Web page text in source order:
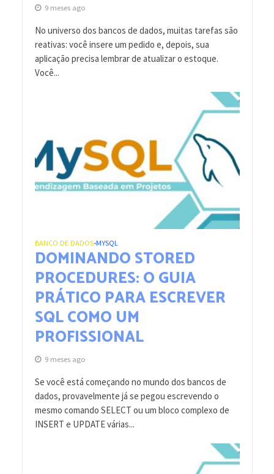
9 meses ago
No universo dos bancos de dados, muitas tarefas são
reativas: você insere um pedido e, depois, sua
aplicação precisa lembrar de atualizar o estoque.
Você...
BANCO DE DADOS•MYSQL
DOMINANDO STORED
PROCEDURES: O GUIA
PRÁTICO PARA ESCREVER
SQL COMO UM
PROFISSIONAL
9 meses ago
Se você está começando no mundo dos bancos de
dados, provavelmente já se pegou escrevendo o
mesmo comando SELECT ou um bloco complexo de
INSERT e UPDATE várias...